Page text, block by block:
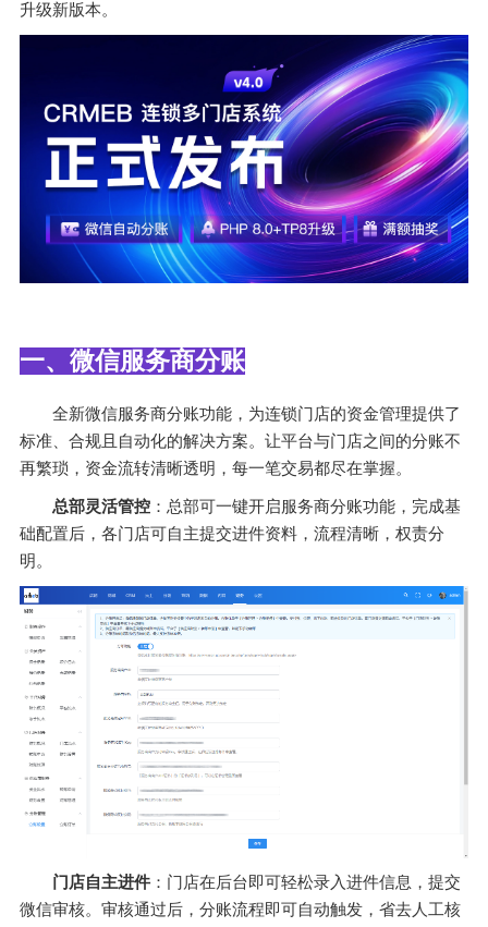
升级新版本。
一、微信服务商分账
全新微信服务商分账功能，为连锁门店的资金管理提供了
标准、合规且自动化的解决方案。让平台与门店之间的分账不
再繁琐，资金流转清晰透明，每一笔交易都尽在掌握。
总部灵活管控 ：总部可一键开启服务商分账功能，完成基
础配置后，各门店可自主提交进件资料，流程清晰，权责分
明。
门店自主进件 ：门店在后台即可轻松录入进件信息，提交
微信审核。审核通过后，分账流程即可自动触发，省去人工核